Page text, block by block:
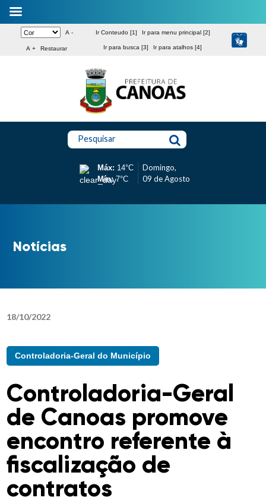
A -
A + Restaurar
Ir Conteudo [1] Ir para menu principal [2]
Ir para busca [3] Ir para atalhos [4]
Pesquisar
Máx: 14°C
Mín:7°C
Domingo,
09 de Agosto
Notícias
18/10/2022
Controladoria-Geral do Município
Controladoria-Geral
de Canoas promove
encontro referente à
fiscalização de
contratos